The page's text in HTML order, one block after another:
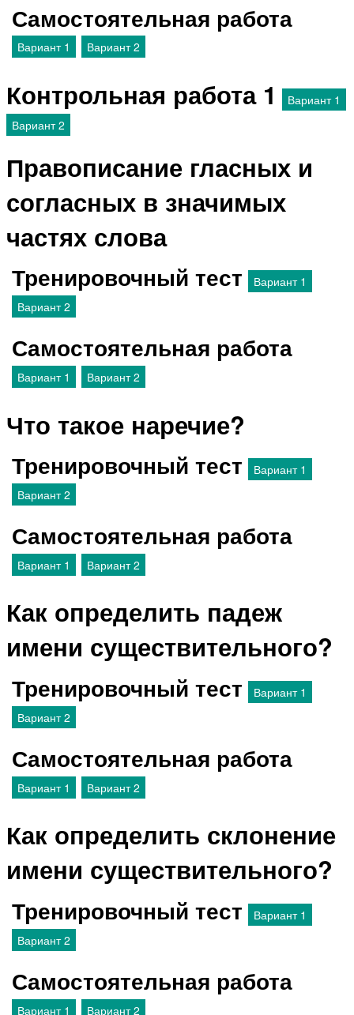
Самостоятельная работа
Вариант 1 Вариант 2
Контрольная работа 1
Вариант 1
Вариант 2
Правописание гласных и
согласных в значимых
частях слова
Тренировочный тест
Вариант 1
Вариант 2
Самостоятельная работа
Вариант 1 Вариант 2
Что такое наречие?
Тренировочный тест
Вариант 1
Вариант 2
Самостоятельная работа
Вариант 1 Вариант 2
Как определить падеж
имени существительного?
Тренировочный тест
Вариант 1
Вариант 2
Самостоятельная работа
Вариант 1 Вариант 2
Как определить склонение
имени существительного?
Тренировочный тест
Вариант 1
Вариант 2
Самостоятельная работа
Вариант 1 Вариант 2